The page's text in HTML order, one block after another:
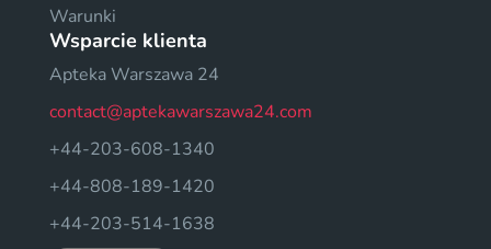
Warunki
Wsparcie klienta
Apteka Warszawa 24
contact@aptekawarszawa24.com
+44-203-608-1340
+44-808-189-1420
+44-203-514-1638